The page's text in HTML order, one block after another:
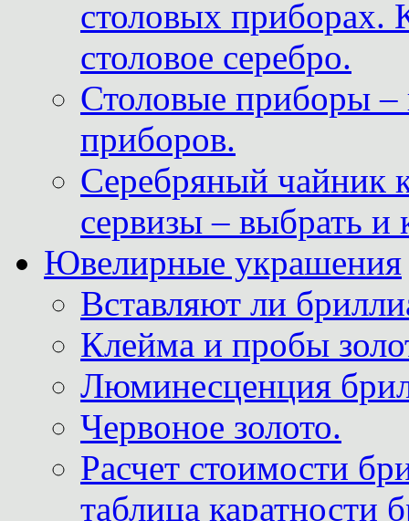
столовых приборах.
столовое серебро.
Столовые приборы –
приборов.
Серебряный чайник
сервизы – выбрать и
Ювелирные украшения
Вставляют ли
Клейма и пробы
Люминесценция
Червоное золото.
Расчет стоимости
таблица каратности